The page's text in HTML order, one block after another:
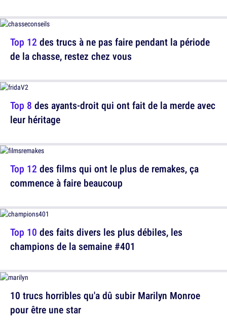
Top 12 des trucs à ne pas faire pendant la période
de la chasse, restez chez vous
Top 12 des films qui ont le plus de remakes, ça
commence à faire beaucoup
10 trucs horribles qu'a dû subir Marilyn Monroe
pour être une star
Top 8 des ayants-droit qui ont fait de la merde avec
leur héritage
Top 10 des faits divers les plus débiles, les
champions de la semaine #401